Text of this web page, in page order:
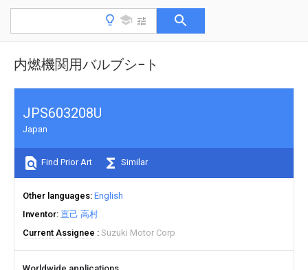
内燃機関用バルブシ−ト
JPS603208U
Japan
Find Prior Art Similar
Other languages English
Inventor 直己 高村
Current Assignee
Suzuki Motor Corp